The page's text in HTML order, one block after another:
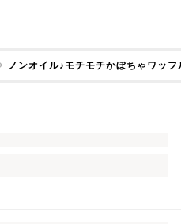
ノンオイル♪モチモチかぼちゃワッフ